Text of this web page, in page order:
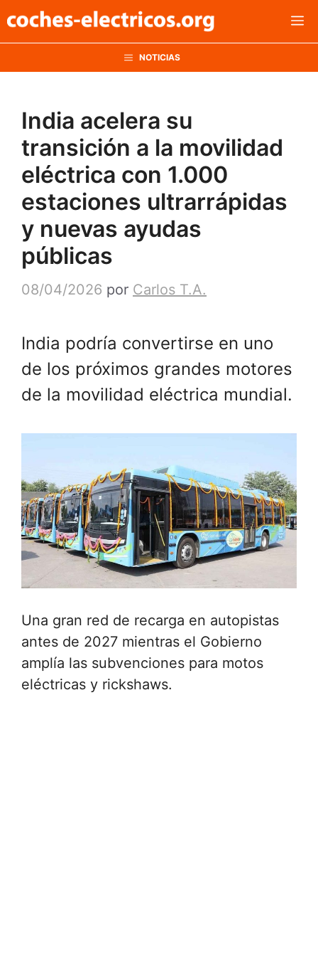
al
NOTICIAS
India acelera su
transición a la movilidad
eléctrica con 1.000
estaciones ultrarrápidas
y nuevas ayudas
públicas
08/04/2026 por Carlos T.A.
India podría convertirse en uno
de los próximos grandes motores
de la movilidad eléctrica mundial.
Una gran red de recarga en autopistas
antes de 2027 mientras el Gobierno
amplía las subvenciones para motos
eléctricas y rickshaws.